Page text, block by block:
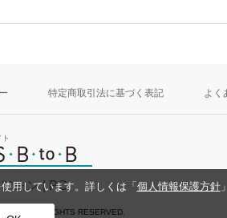
特定商取引法に基づく表記 よく
ォン| PC
ALL RIGHTS RESERVED.
用しています。詳しくは「 個人情報保護方針